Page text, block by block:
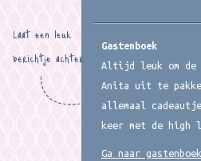
Gastenboek
Altijd leuk om
Anita uit te
allemaal
keer met de high
Laat een leuk
berichtje achter
Ga naar gastenboek